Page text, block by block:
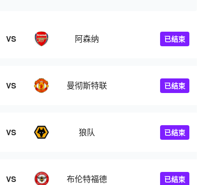
VS 阿森纳 已结束
VS 曼彻斯特联 已结束
VS 狼队 已结束
VS 布伦特福德 已结束